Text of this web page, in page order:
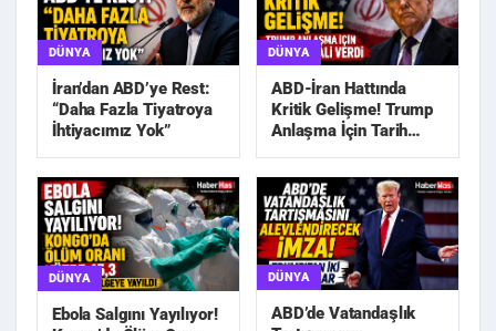
DÜNYA
İran’dan ABD’ye Rest:
“Daha Fazla Tiyatroya
İhtiyacımız Yok”
DÜNYA
ABD-İran Hattında
Kritik Gelişme! Trump
Anlaşma İçin Tarih
DÜNYA
Ebola Salgını Yayılıyor!
DÜNYA
ABD’de Vatandaşlık